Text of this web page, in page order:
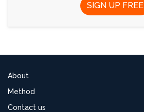
SIGN UP FREE
About
Method
Contact us